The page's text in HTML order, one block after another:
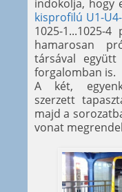
indokolja, hogy
kisprofilú U1-
1025-1...1025-
hamarosan
társával
forgalomban is.
A két,
szerzett
majd a
vonat